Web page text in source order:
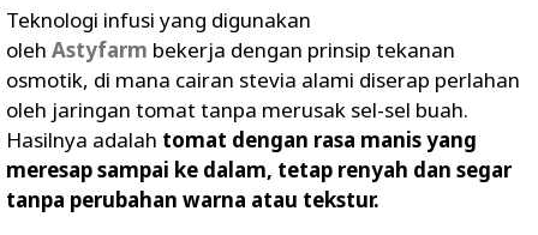
Teknologi infusi yang digunakan
oleh Astyfarm bekerja dengan prinsip tekanan
osmotik, di mana cairan stevia alami diserap perlahan
oleh jaringan tomat tanpa merusak sel-sel buah.
Hasilnya adalah tomat dengan rasa manis yang
meresap sampai ke dalam, tetap renyah dan segar
tanpa perubahan warna atau tekstur.